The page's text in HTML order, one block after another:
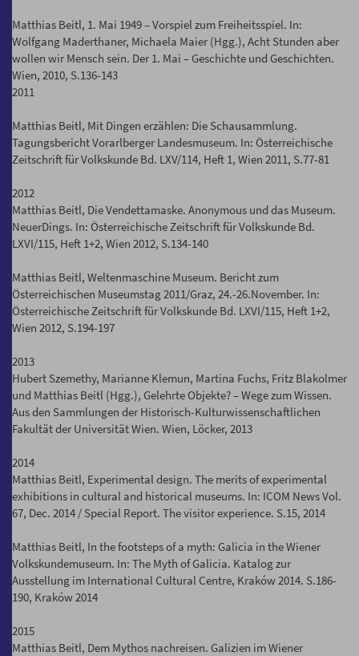
Matthias Beitl, 1. Mai 1949 – Vorspiel zum Freiheitsspiel. In:
Wolfgang Maderthaner, Michaela Maier (Hgg.), Acht Stunden aber
wollen wir Mensch sein. Der 1. Mai – Geschichte und Geschichten.
Wien, 2010, S.136-143
2011
Matthias Beitl, Mit Dingen erzählen: Die Schausammlung.
Tagungsbericht Vorarlberger Landesmuseum. In: Österreichische
Zeitschrift für Volkskunde Bd. LXV/114, Heft 1, Wien 2011, S.77-81
2012
Matthias Beitl, Die Vendettamaske. Anonymous und das Museum.
NeuerDings. In: Österreichische Zeitschrift für Volkskunde Bd.
LXVI/115, Heft 1+2, Wien 2012, S.134-140
Matthias Beitl, Weltenmaschine Museum. Bericht zum
Österreichischen Museumstag 2011/Graz, 24.-26.November. In:
Österreichische Zeitschrift für Volkskunde Bd. LXVI/115, Heft 1+2,
Wien 2012, S.194-197
2013
Hubert Szemethy, Marianne Klemun, Martina Fuchs, Fritz Blakolmer
und Matthias Beitl (Hgg.), Gelehrte Objekte? – Wege zum Wissen.
Aus den Sammlungen der Historisch-Kulturwissenschaftlichen
Fakultät der Universität Wien. Wien, Löcker, 2013
2014
Matthias Beitl, Experimental design. The merits of experimental
exhibitions in cultural and historical museums. In: ICOM News Vol.
67, Dec. 2014 / Special Report. The visitor experience. S.15, 2014
Matthias Beitl, In the footsteps of a myth: Galicia in the Wiener
Volkskundemuseum. In: The Myth of Galicia. Katalog zur
Ausstellung im International Cultural Centre, Kraków 2014. S.186-
190, Kraków 2014
2015
Matthias Beitl, Dem Mythos nachreisen. Galizien im Wiener